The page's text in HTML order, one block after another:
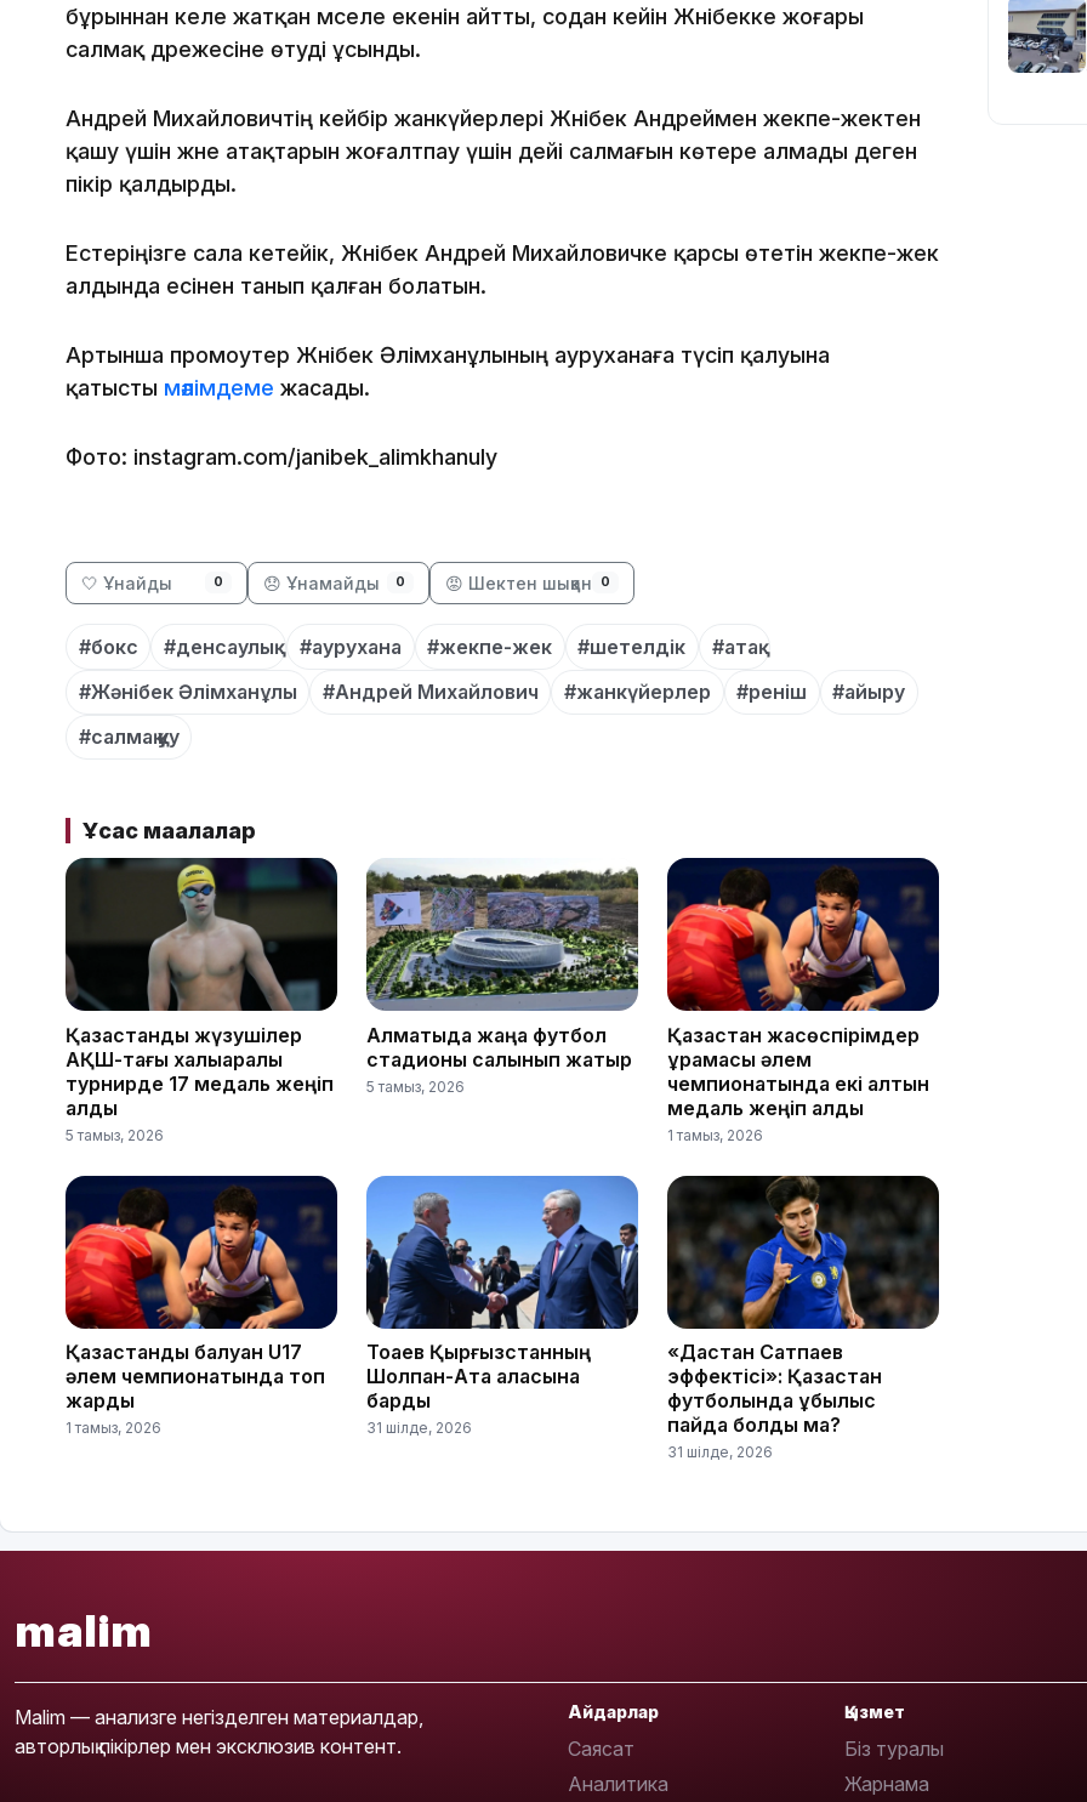
бұрыннан келе жатқан мәселе екенін айтты, содан кейін Жәнібекке жоғары
салмақ дәрежесіне өтуді ұсынды.
Андрей Михайловичтің кейбір жанкүйерлері Жәнібек Андреймен жекпе-жектен
қашу үшін және атақтарын жоғалтпау үшін әдейі салмағын көтере алмады деген
пікір қалдырды.
Естеріңізге сала кетейік, Жәнібек Андрей Михайловичке қарсы өтетін жекпе-жек
алдында есінен танып қалған болатын.
Артынша промоутер Жәнібек Әлімханұлының ауруханаға түсіп қалуына
қатысты мәлімдеме жасады.
Фото: instagram.com/janibek_alimkhanuly
🤍 Ұнайды 0 😞 Ұнамайды 0 😡 Шектен шыққан 0
#бокс #денсаулық #аурухана #жекпе-жек #шетелдік
#атақ
#Жәнібек Әлімханұлы
#Андрей Михайлович #жанкүйерлер #реніш
#айыру
#салмақ қуу
Ұқсас мақалалар
Қазақстандық жүзушілер
АҚШ-тағы халықаралық
турнирде 17 медаль жеңіп
алды
5 тамыз, 2026
Алматыда жаңа футбол
стадионы салынып жатыр
5 тамыз, 2026
Қазақстан жасөспірімдер
құрамасы әлем
чемпионатында екі алтын
медаль жеңіп алды
1 тамыз, 2026
Қазақстандық балуан U17
әлем чемпионатында топ
жарды
1 тамыз, 2026
Тоқаев Қырғызстанның
Шолпан-Ата қаласына
барды
31 шілде, 2026
«Дастан Сатпаев
эффектісі»: Қазақстан
футболында құбылыс
пайда болды ма?
31 шілде, 2026
17:34
malim
Malim — анализге негізделген материалдар,
авторлық пікірлер мен эксклюзив контент.
Айдарлар
Саясат
Аналитика
Қызмет
Біз туралы
Жарнама